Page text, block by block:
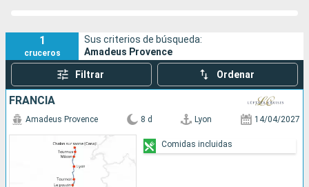
1
cruceros
Sus criterios de búsqueda:
Amadeus Provence
Filtrar Ordenar
FRANCIA
Amadeus Provence 8 d Lyon 14/04/2027
Comidas incluidas